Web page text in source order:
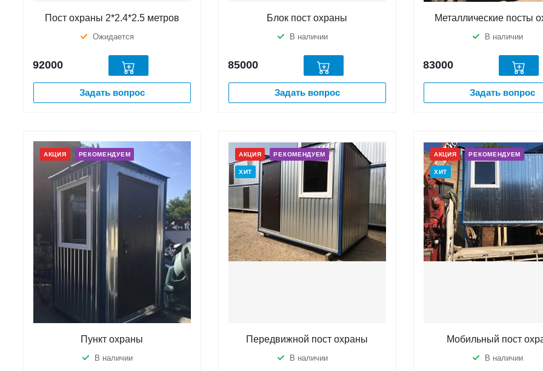
Пост охраны 2*2.4*2.5 метров
Ожидается
92000
Задать вопрос
Блок пост охраны
В наличии
85000
Задать вопрос
Металлические посты
В наличии
83000
Задать вопрос
АКЦИЯ РЕКОМЕНДУЕМ
Пункт охраны
В наличии
АКЦИЯ РЕКОМЕНДУЕМ
ХИТ
Передвижной пост охраны
В наличии
АКЦИЯ РЕКОМЕНДУЕМ
ХИТ
Мобильный пост
В наличии